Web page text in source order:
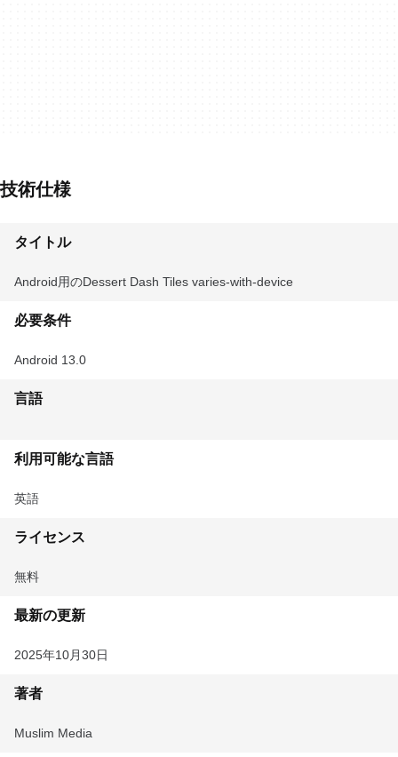
技術仕様
タイトル
Android用のDessert Dash Tiles varies-with-device
必要条件
Android 13.0
言語
利用可能な言語
英語
ライセンス
無料
最新の更新
2025年10月30日
著者
Muslim Media